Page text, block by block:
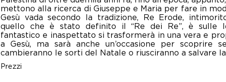
mettono alla ricerca di Giuseppe e Maria per fare in
Gesù vada secondo la tradizione, Re Erode,
quello che è stato definito il “Re dei Re”, è sulle
fantastico e inaspettato si trasformerà in una vera e
a Gesù, ma sarà anche un’occasione per scoprire
cambieranno le sorti del Natale o riusciranno a salvare
Prezzi